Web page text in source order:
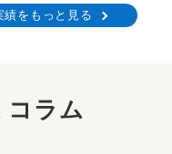
績をもっと見る
コラム